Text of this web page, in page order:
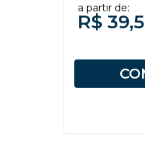
a partir de:
R$